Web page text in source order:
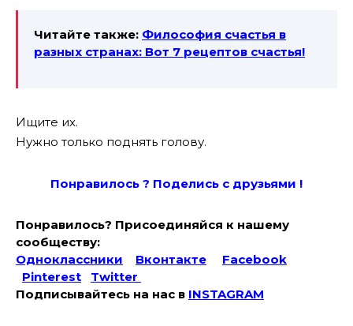
Читайте также: Философия счастья в
разных странах: Вот 7 рецептов счастья!
Ищите их.
Нужно только поднять голову.
Понравилось ? Поделись с друзьями !
Понравилось? Присоединяйся к нашему
сообществу:
Одноклассники
Вконтакте
Facebook
Pinterest
Twitter
Подписывайтесь на наc в INSTAGRAM